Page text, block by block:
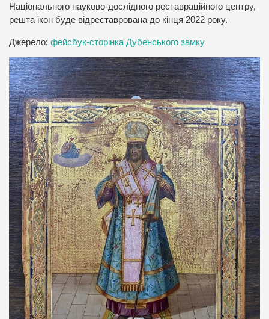
Національного науково-дослідного реставраційного центру,
решта ікон буде відреставрована до кінця 2022 року.
Джерело: фейсбук-сторінка Дубенського замку